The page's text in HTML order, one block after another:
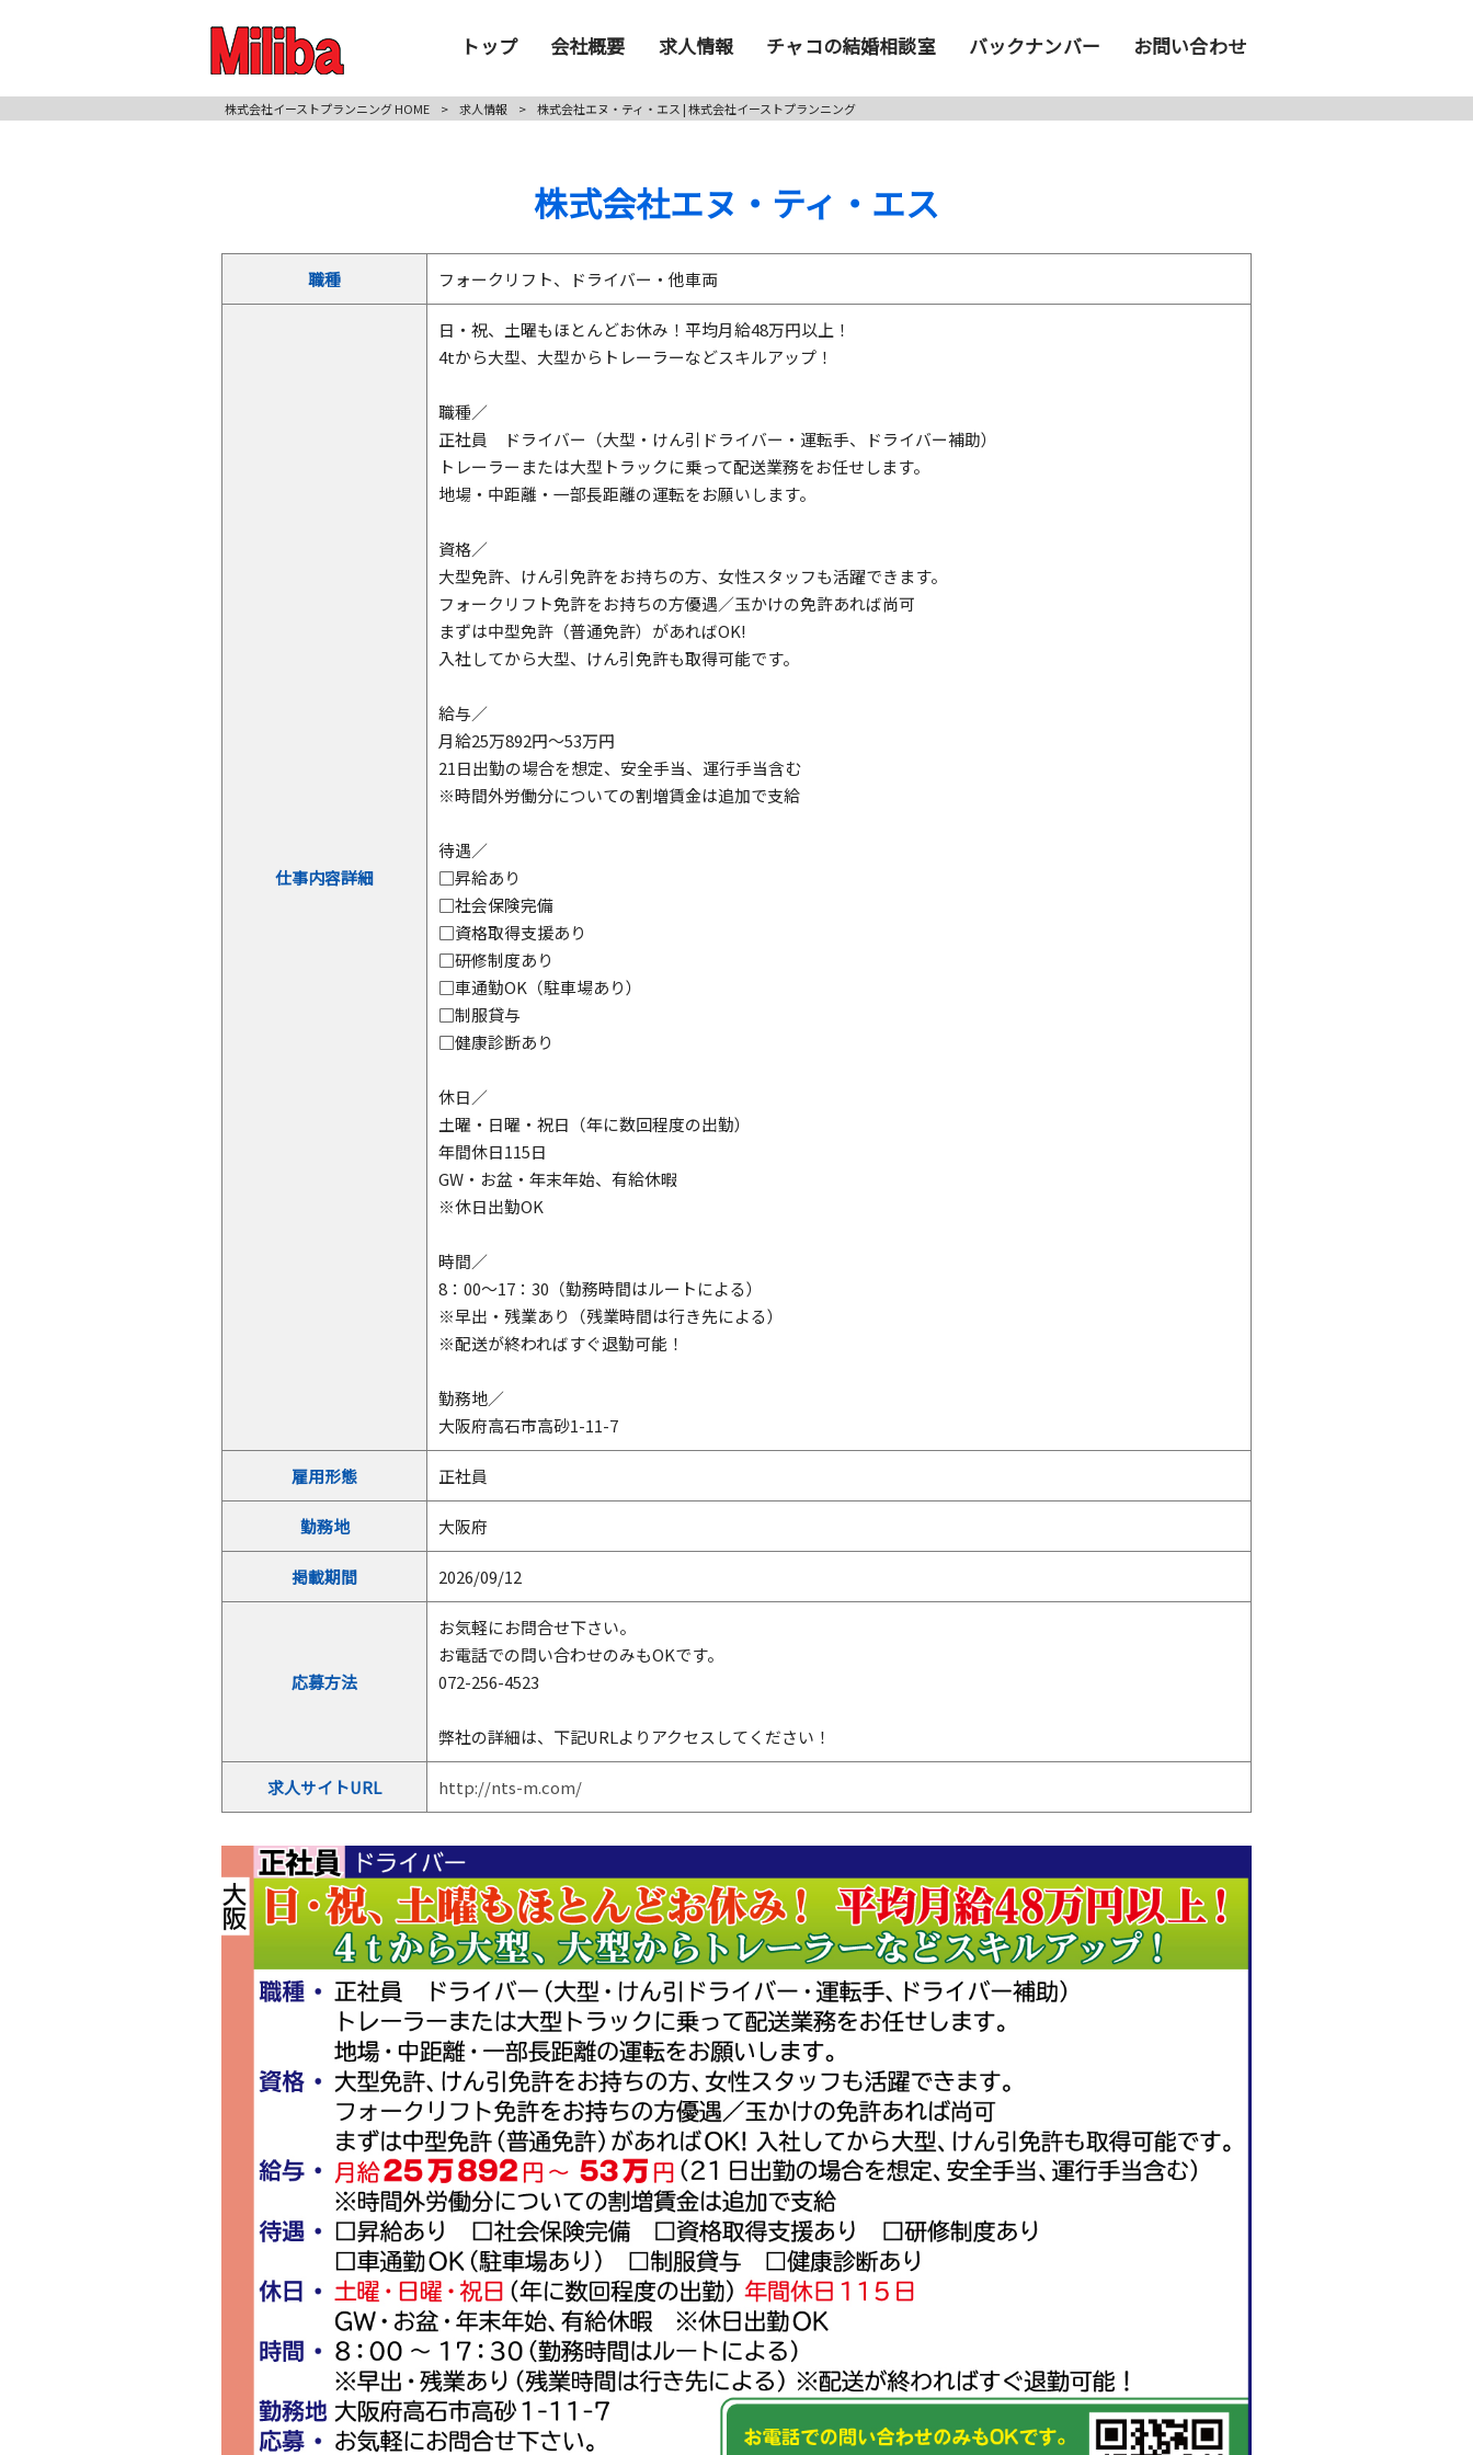
トップ 会社概要 求人情報 チャコの結婚相談室 バックナンバー お問い合わせ
株式会社イーストプランニング HOME > 求人情報 > 株式会社エヌ・ティ・エス | 株式会社イーストプランニング
株式会社エヌ・ティ・エス
職種 フォークリフト、ドライバー・他車両
仕事内容詳細
日・祝、土曜もほとんどお休み！平均月給48万円以上！
4tから大型、大型からトレーラーなどスキルアップ！
職種／
正社員 ドライバー（大型・けん引ドライバー・運転手、ドライバー補助）
トレーラーまたは大型トラックに乗って配送業務をお任せします。
地場・中距離・一部長距離の運転をお願いします。
資格／
大型免許、けん引免許をお持ちの方、女性スタッフも活躍できます。
フォークリフト免許をお持ちの方優遇／玉かけの免許あれば尚可
まずは中型免許（普通免許）があればOK!
入社してから大型、けん引免許も取得可能です。
給与／
月給25万892円～53万円
21日出勤の場合を想定、安全手当、運行手当含む
※時間外労働分についての割増賃金は追加で支給
待遇／
□昇給あり
□社会保険完備
□資格取得支援あり
□研修制度あり
□車通勤OK（駐車場あり）
□制服貸与
□健康診断あり
休日／
土曜・日曜・祝日（年に数回程度の出勤）
年間休日115日
GW・お盆・年末年始、有給休暇
※休日出勤OK
時間／
8：00～17：30（勤務時間はルートによる）
※早出・残業あり（残業時間は行き先による）
※配送が終わればすぐ退勤可能！
勤務地／
大阪府高石市高砂1-11-7
雇用形態 正社員
勤務地 大阪府
掲載期間 2026/09/12
応募方法
お気軽にお問合せ下さい。
お電話での問い合わせのみもOKです。
072-256-4523
弊社の詳細は、下記URLよりアクセスしてください！
求人サイトURL http://nts-m.com/